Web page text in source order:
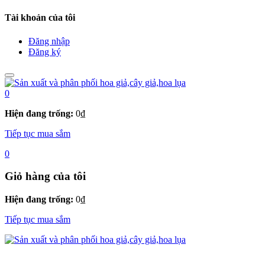
Tài khoản của tôi
Đăng nhập
Đăng ký
0
Hiện đang trống: 0₫
Tiếp tục mua sắm
0
Giỏ hàng của tôi
Hiện đang trống: 0₫
Tiếp tục mua sắm